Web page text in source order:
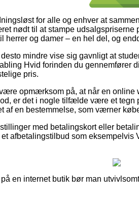
for alle og enhver at
nødt til at stampe
herrer og damer – en hel del, og
mindre vise sig gavnligt at
Hvid forinden du gennemfører
pris.
opmærksom på, at når en online
er det i nogle tilfælde være et tegn
af en bestemmelse, som værner
med betalingskort eller
et afbetalingstilbud som
en internet butik bør man